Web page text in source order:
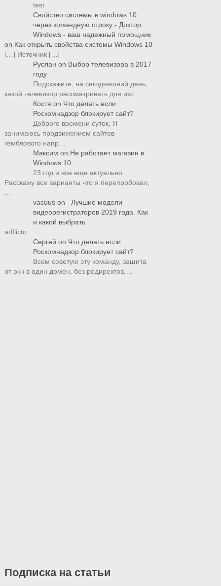
test
Свойство системы в windows 10
через командную строку - Доктор
Windows - ваш надежный помощник
on Как открыть свойства системы Windows 10
[…] Источник […]
Руслан on Выбор телевизора в 2017
году
Подскажите, на сегодняшний день,
какой телевизор рассматривать для икс…
Костя on Что делать если
Роскомнадзор блокирует сайт?
Доброго времени суток, Я
занимаюсь продвижением сайтов
гемблового напр…
Максим on Не работает магазин в
Windows 10
23 год и все еще актуально.
Расскажу все варианты что я перепробовал,
vacuus on
Лучшие модели
видеорегистраторов 2019 года. Как
и какой выбрать
adflicto
Сергей on Что делать если
Роскомнадзор блокирует сайт?
Всем советую эту команду, защита
от ркн в один домен, без редиректов,…
Подписка на статьи